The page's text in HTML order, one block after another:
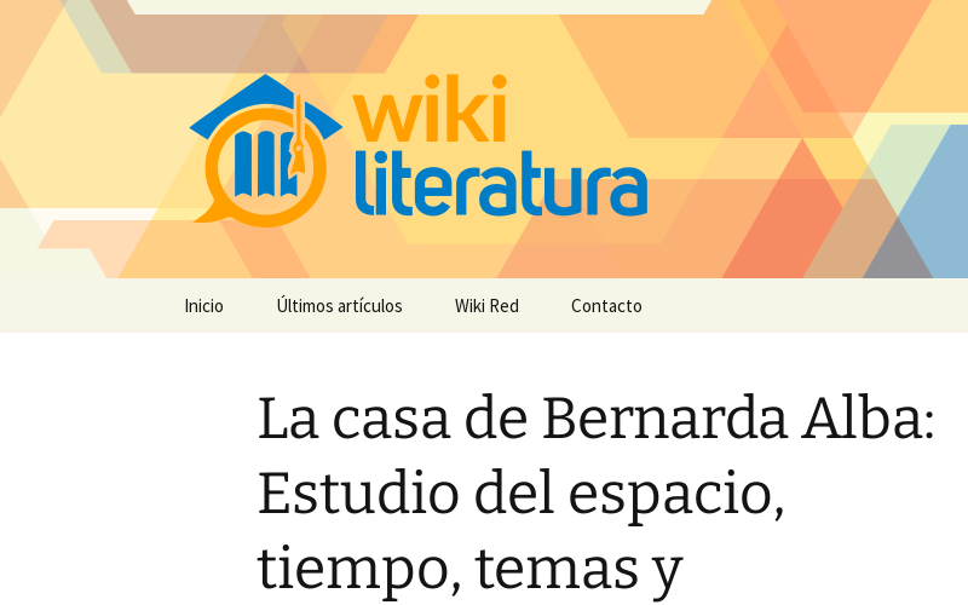
Inicio Últimos artículos Wiki Red Contacto
La casa de Bernarda Alba:
Estudio del espacio,
tiempo, temas y